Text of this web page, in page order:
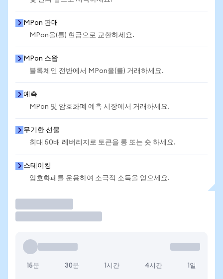
MPon 판매
MPon을(를) 현금으로 교환하세요.
MPon 스왑
블록체인 전반에서 MPon을(를) 거래하세요.
예측
MPon 및 암호화폐 예측 시장에서 거래하세요.
무기한 선물
최대 50배 레버리지로 토큰을 롱 또는 숏 하세요.
스테이킹
암호화폐를 운용하여 소극적 소득을 얻으세요.
15분 30분 1시간 4시간 1일